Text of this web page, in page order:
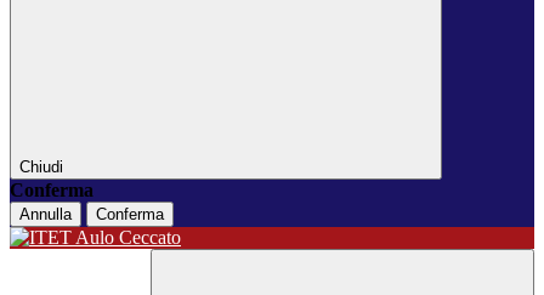
Chiudi
Conferma
Annulla Conferma